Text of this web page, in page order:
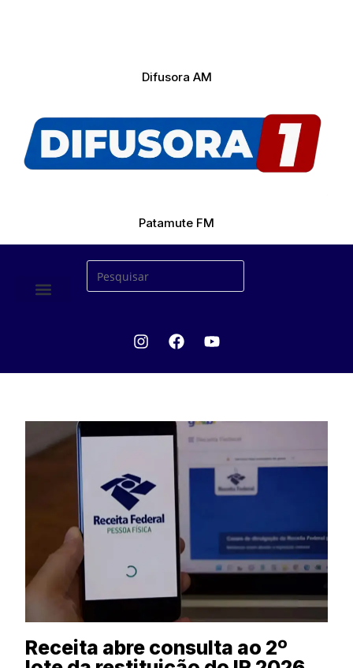
Difusora AM
Patamute FM
Receita abre consulta ao 2º